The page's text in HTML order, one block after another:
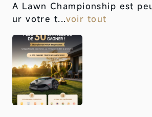
A Lawn Championship est
ur votre t...voir tout